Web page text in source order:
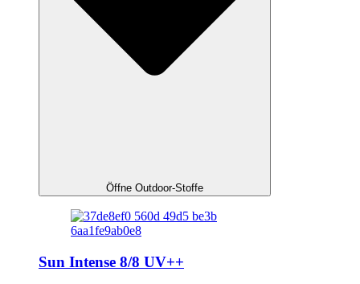
Öffne Outdoor-Stoffe
Sun Intense 8/8 UV++